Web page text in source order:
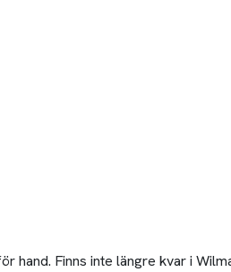
Finns inte längre kvar i